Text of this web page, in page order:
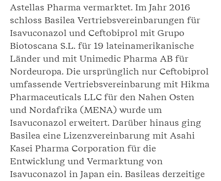
Astellas Pharma vermarktet. Im Jahr 2016
schloss Basilea Vertriebs­verein­barungen für
Isavuconazol und Ceftobiprol mit Grupo
Biotoscana S.L. für 19 lateinamerikanische
Länder und mit Unimedic Pharma AB für
Nordeuropa. Die ursprünglich nur Ceftobiprol
umfassende Vertriebsvereinbarung mit Hikma
Pharmaceuticals LLC für den Nahen Osten
und Nordafrika (MENA) wurde um
Isavuconazol erweitert. Darüber hinaus ging
Basilea eine Lizenzvereinbarung mit Asahi
Kasei Pharma Corporation für die
Entwicklung und Vermarktung von
Isavuconazol in Japan ein. Basileas derzeitige